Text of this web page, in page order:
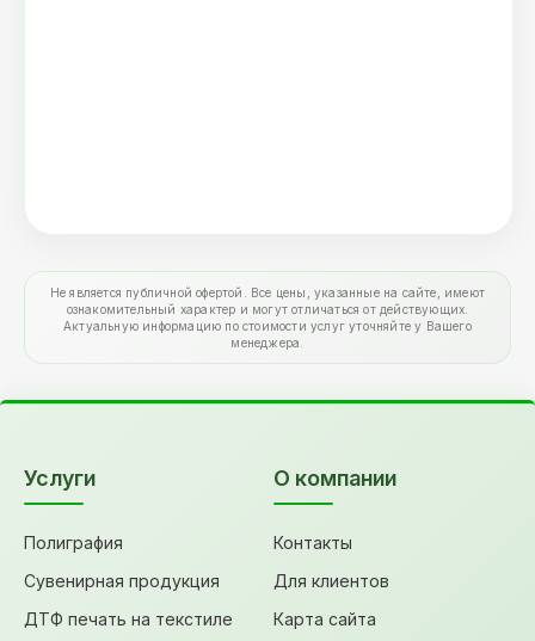
Не является публичной офертой. Все цены, указанные на сайте, имеют
ознакомительный характер и могут отличаться от действующих.
Актуальную информацию по стоимости услуг уточняйте у Вашего
менеджера.
Услуги
Полиграфия
Сувенирная продукция
ДТФ печать на текстиле
О компании
Контакты
Для клиентов
Карта сайта